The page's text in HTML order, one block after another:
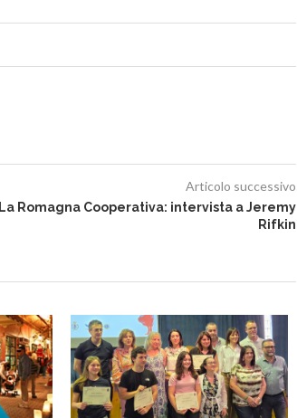
Articolo successivo
La Romagna Cooperativa: intervista a Jeremy
Rifkin